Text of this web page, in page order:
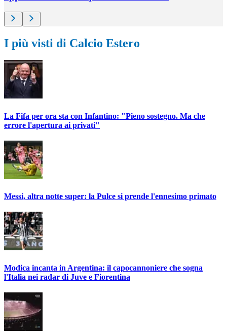
I più visti di Calcio Estero
La Fifa per ora sta con Infantino: "Pieno sostegno. Ma che
errore l'apertura ai privati"
Messi, altra notte super: la Pulce si prende l'ennesimo primato
Modica incanta in Argentina: il capocannoniere che sogna
l'Italia nei radar di Juve e Fiorentina